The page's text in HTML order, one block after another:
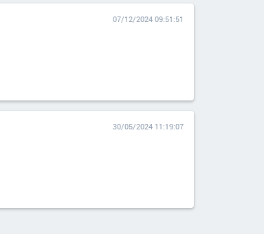
07/12/2024 09:51:51
30/05/2024 11:19:07